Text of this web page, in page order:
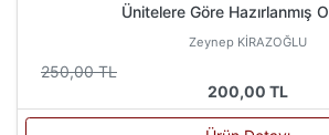
Ünitelere Göre Hazırlanmış
Zeynep KİRAZOĞLU
250,00 TL
200,00 TL